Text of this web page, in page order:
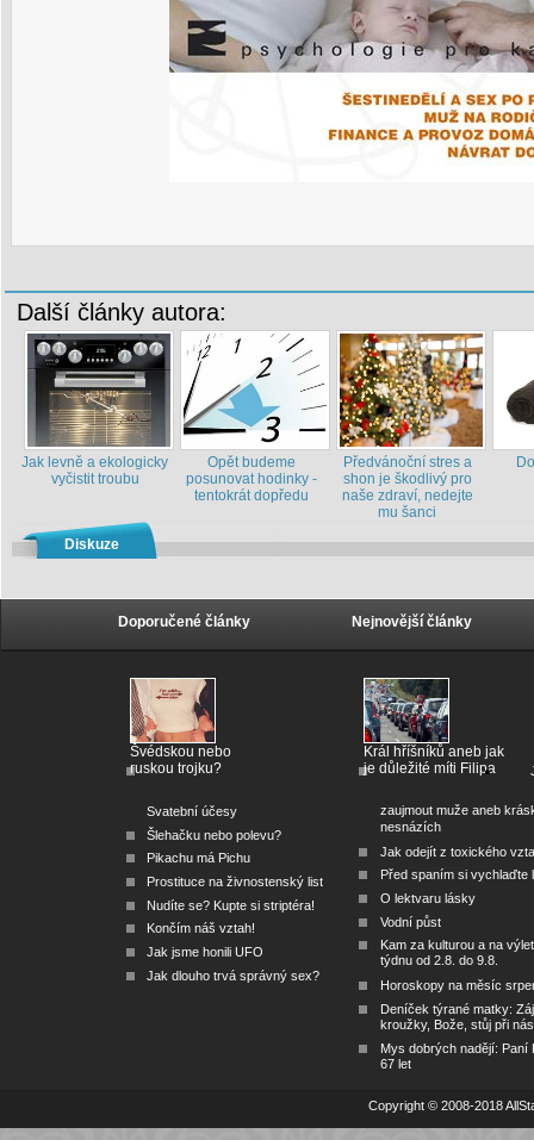
Další články autora:
Jak levně a ekologicky
vyčistit troubu
Opět budeme
posunovat hodinky -
tentokrát dopředu
Předvánoční stres a
shon je škodlivý pro
naše zdraví, nedejte
mu šanci
Diskuze
Doporučené články
Švédskou nebo
ruskou trojku?
Svatební účesy
Šlehačku nebo polevu?
Pikachu má Pichu
Prostituce na živnostenský list
Nudíte se? Kupte si striptéra!
Končím náš vztah!
Jak jsme honili UFO
Jak dlouho trvá správný sex?
Nejnovější články
Král hříšníků aneb jak
je důležité míti Filipa
zaujmout muže aneb
nesnázích
Jak odejít z toxického
Před spaním si vychlaďte
O lektvaru lásky
Vodní půst
Kam za kulturou a na
týdnu od 2.8. do 9.8.
Horoskopy na měsíc
Deníček týrané matky:
kroužky, Bože, stůj při nás
Mys dobrých nadějí: Paní
67 let
Copyright © 2008-2018